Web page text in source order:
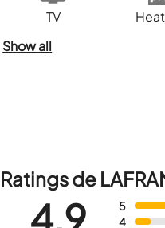
TV
Show all
Ratings de
5
4